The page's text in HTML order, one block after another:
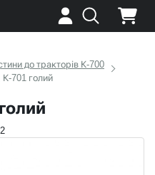
до тракторів К-700
701 голий